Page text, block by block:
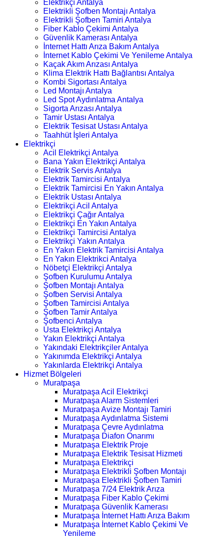
Elektrikçi Antalya
Elektrikli Şofben Montajı Antalya
Elektrikli Şofben Tamiri Antalya
Fiber Kablo Çekimi Antalya
Güvenlik Kamerası Antalya
İnternet Hattı Arıza Bakım Antalya
İnternet Kablo Çekimi Ve Yenileme Antalya
Kaçak Akım Arızası Antalya
Klima Elektrik Hattı Bağlantısı Antalya
Kombi Sigortası Antalya
Led Montajı Antalya
Led Spot Aydınlatma Antalya
Sigorta Arızası Antalya
Tamir Ustası Antalya
Elektrik Tesisat Ustası Antalya
Taahhüt İşleri Antalya
Elektrikçi
Acil Elektrikçi Antalya
Bana Yakın Elektrikçi Antalya
Elektrik Servis Antalya
Elektrik Tamircisi Antalya
Elektrik Tamircisi En Yakın Antalya
Elektrik Ustası Antalya
Elektrikçi Acil Antalya
Elektrikçi Çağır Antalya
Elektrikçi En Yakın Antalya
Elektrikçi Tamircisi Antalya
Elektrikçi Yakın Antalya
En Yakın Elektrik Tamircisi Antalya
En Yakın Elektrikci Antalya
Nöbetçi Elektrikçi Antalya
Şofben Kurulumu Antalya
Şofben Montajı Antalya
Şofben Servisi Antalya
Şofben Tamircisi Antalya
Şofben Tamir Antalya
Şofbenci Antalya
Usta Elektrikçi Antalya
Yakın Elektrikçi Antalya
Yakındaki Elektrikçiler Antalya
Yakınımda Elektrikçi Antalya
Yakınlarda Elektrikçi Antalya
Hizmet Bölgeleri
Muratpaşa
Muratpaşa Acil Elektrikçi
Muratpaşa Alarm Sistemleri
Muratpaşa Avize Montajı Tamiri
Muratpaşa Aydınlatma Sistemi
Muratpaşa Çevre Aydınlatma
Muratpaşa Diafon Onarımı
Muratpaşa Elektrik Proje
Muratpaşa Elektrik Tesisat Hizmeti
Muratpaşa Elektrikçi
Muratpaşa Elektrikli Şofben Montajı
Muratpaşa Elektrikli Şofben Tamiri
Muratpaşa 7/24 Elektrik Arıza
Muratpaşa Fiber Kablo Çekimi
Muratpaşa Güvenlik Kamerası
Muratpaşa İnternet Hattı Arıza Bakım
Muratpaşa İnternet Kablo Çekimi Ve
Yenileme